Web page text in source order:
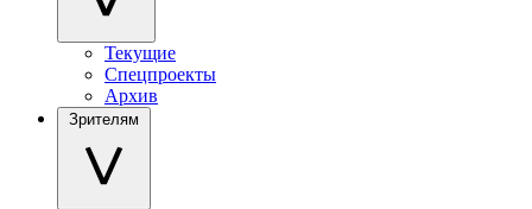
Текущие
Спецпроекты
Архив
Зрителям